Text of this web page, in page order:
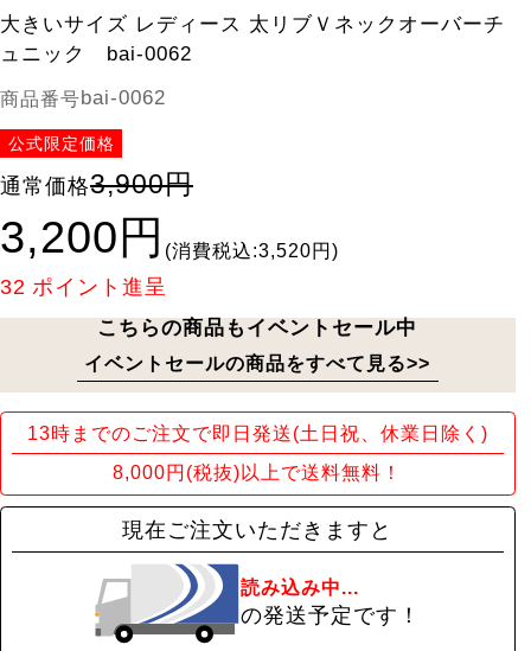
大きいサイズ レディース 太リブＶネックオーバーチ
ュニック bai-0062
商品番号bai-0062
公式限定価格
通常価格3,900円
3,200円 (消費税込:3,520円)
32 ポイント進呈
こちらの商品もイベントセール中
イベントセールの商品をすべて見る>>
13時までのご注文で即日発送(土日祝、休業日除く)
8,000円(税抜)以上で送料無料！
現在ご注文いただきますと
読み込み中...
の発送予定です！